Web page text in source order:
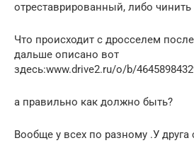
отреставрированный, либо
Что происходит с дросселем
дальше описано вот
здесь:www.drive2.ru/o/b/
а правильно как должно быть?
Вообще у всех по разному .У друга